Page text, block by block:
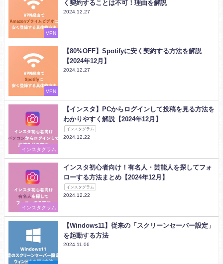
VPN
く契約することは不可！理由を解説
2024.12.27
VPN
【80%OFF】Spotifyに安く契約する方法を解説
【2024年12月】
2024.12.27
インスタグラム
【インスタ】PCからログインして投稿を見る方法を
わかりやすく解説【2024年12月】
インスタグラム
2024.12.22
インスタグラム
インスタ初心者向け！有名人・芸能人を探してフォ
ローする方法まとめ【2024年12月】
インスタグラム
2024.12.22
【Windows11】従来の「スクリーンセーバー設定」
を起動する方法
2024.11.06